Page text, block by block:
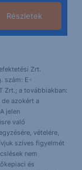
Részletek
Zrt.
szám: E-
Zrt.; a továbbiakban:
azokért a
jelen
való
vételére,
szíves figyelmét
nem
és